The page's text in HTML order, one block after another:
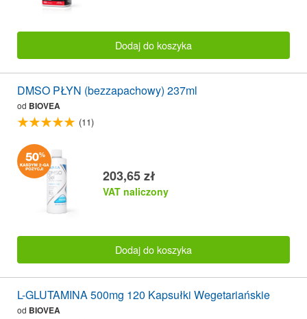
Dodaj do koszyka
DMSO PŁYN (bezzapachowy) 237ml
od BIOVEA
(11)
203,65 zł
VAT naliczony
Dodaj do koszyka
L-GLUTAMINA 500mg 120 Kapsułki Wegetariańskie
od BIOVEA